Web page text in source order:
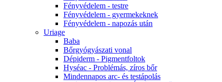
Fényvédelem - testre
Fényvédelem - gyermekeknek
Fényvédelem - napozás után
Uriage
Baba
Bőrgyógyászati vonal
Dépiderm - Pigmentfoltok
Hyséac - Problémás, zíros bőr
Mindennapos arc- és testápolás